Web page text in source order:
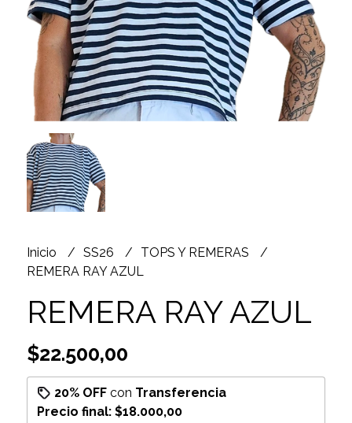
Inicio SS26
TOPS Y REMERAS
REMERA RAY AZUL
REMERA RAY AZUL
$22.500,00
20% OFFcon Transferencia
Precio final: $18.000,00